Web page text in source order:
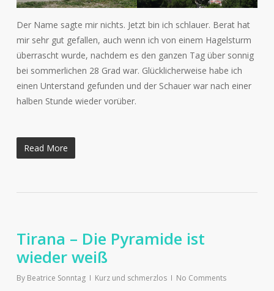
Der Name sagte mir nichts. Jetzt bin ich schlauer. Berat hat
mir sehr gut gefallen, auch wenn ich von einem Hagelsturm
überrascht wurde, nachdem es den ganzen Tag über sonnig
bei sommerlichen 28 Grad war. Glücklicherweise habe ich
einen Unterstand gefunden und der Schauer war nach einer
halben Stunde wieder vorüber.
Read More
Tirana – Die Pyramide ist
wieder weiß
By Beatrice Sonntag Kurz und schmerzlos No Comments